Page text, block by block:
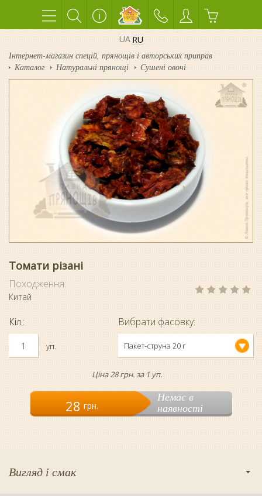
UA RU
Інтернет-магазин спецій, прянощів і авторських приправ
Каталог
Натуральні прянощі Сушені овочі
Томати різані
Походження:
Китай
Кіл.:
уп.
Вибрати фасовку:
Пакет-струна 20 г
Ціна 28 грн. за 1 уп.
28 грн.
Немає в
наявності
Вигляд і смак